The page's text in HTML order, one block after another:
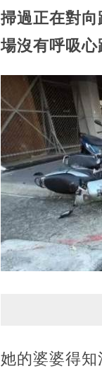
掃過正在對
場沒有呼吸心
她的婆婆得